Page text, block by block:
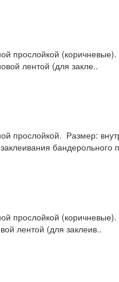
прослойкой
лентой (для закле..
прослойкой. Размер:
бандерольного
прослойкой
лентой (для заклеив..